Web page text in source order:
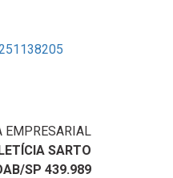
EMPRESARIAL
SARTO
SP 439.989